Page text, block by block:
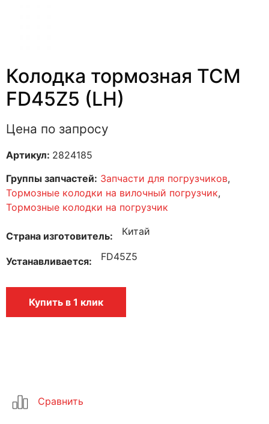
Колодка тормозная TCM
FD45Z5 (LH)
Цена по запросу
Артикул: 2824185
Группы запчастей: Запчасти для погрузчиков,
Тормозные колодки на вилочный погрузчик,
Тормозные колодки на погрузчик
Страна изготовитель Китай
Устанавливается FD45Z5
Купить в 1 клик